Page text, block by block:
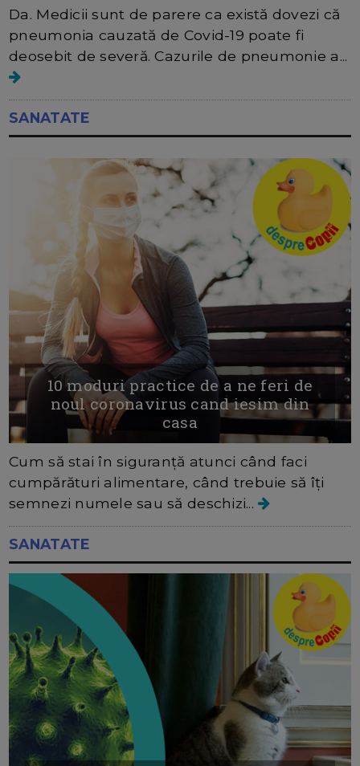
Da. Medicii sunt de parere ca există dovezi că
pneumonia cauzată de Covid-19 poate fi
deosebit de severă. Cazurile de pneumonie a...
SANATATE
10 moduri practice de a ne feri de
noul coronavirus cand iesim din
casa
Cum să stai în siguranță atunci când faci
cumpărături alimentare, când trebuie să îți
semnezi numele sau să deschizi...
SANATATE